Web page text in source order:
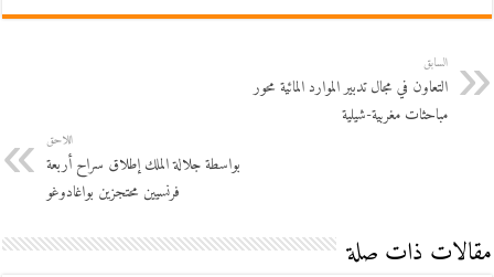
السابق
التعاون في مجال تدبير الموارد المائية محور
مباحثات مغربية-شيلية
اللاحق
بواسطة جلالة الملك إطلاق سراح أربعة
فرنسيين محتجزين بواغادوغو
مقالات ذات صلة